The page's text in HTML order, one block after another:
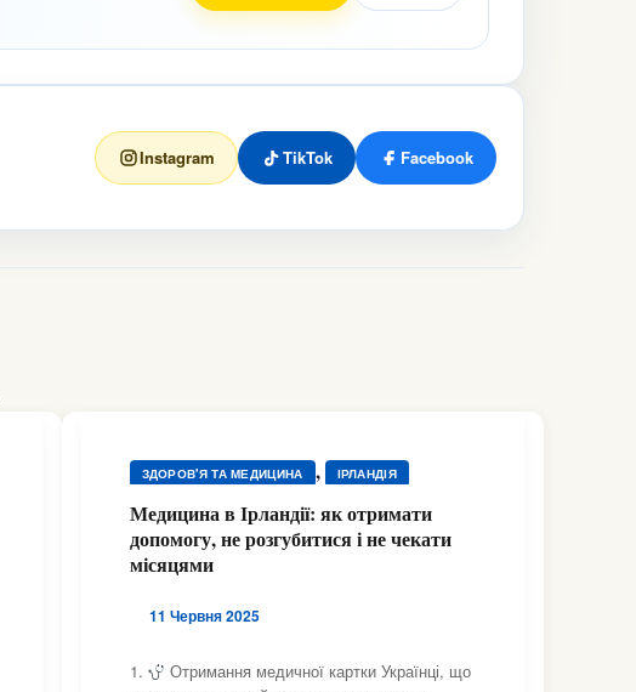
Instagram TikTok Facebook
ЗДОРОВ'Я ТА МЕДИЦИНА , ІРЛАНДІЯ
Медицина в Ірландії: як отримати
допомогу, не розгубитися і не чекати
місяцями
11 Червня 2025
1.
Отримання медичної картки Українці, що